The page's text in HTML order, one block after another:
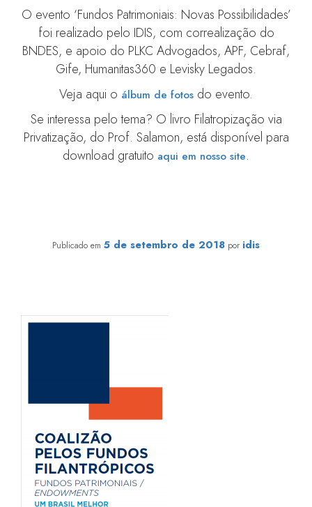
O evento ‘Fundos Patrimoniais: Novas Possibilidades’
foi realizado pelo IDIS, com correalização do
BNDES, e apoio do PLKC Advogados, APF, Cebraf,
Gife, Humanitas360 e Levisky Legados.
Veja aqui o álbum de fotos do evento.
Se interessa pelo tema? O livro Filatropização via
Privatização, do Prof. Salamon, está disponível para
download gratuito aqui em nosso site.
Publicado em 5 de setembro de 2018 por idis